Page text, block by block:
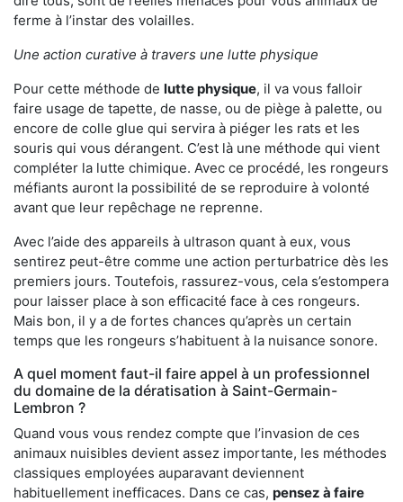
ferme à l’instar des volailles.
Une action curative à travers une lutte physique
Pour cette méthode de lutte physique, il va vous falloir
faire usage de tapette, de nasse, ou de piège à palette, ou
encore de colle glue qui servira à piéger les rats et les
souris qui vous dérangent. C’est là une méthode qui vient
compléter la lutte chimique. Avec ce procédé, les rongeurs
méfiants auront la possibilité de se reproduire à volonté
avant que leur repêchage ne reprenne.
Avec l’aide des appareils à ultrason quant à eux, vous
sentirez peut-être comme une action perturbatrice dès les
premiers jours. Toutefois, rassurez-vous, cela s’estompera
pour laisser place à son efficacité face à ces rongeurs.
Mais bon, il y a de fortes chances qu’après un certain
temps que les rongeurs s’habituent à la nuisance sonore.
A quel moment faut-il faire appel à un professionnel
du domaine de la dératisation à Saint-Germain-
Lembron ?
Quand vous vous rendez compte que l’invasion de ces
animaux nuisibles devient assez importante, les méthodes
classiques employées auparavant deviennent
habituellement inefficaces. Dans ce cas, pensez à faire